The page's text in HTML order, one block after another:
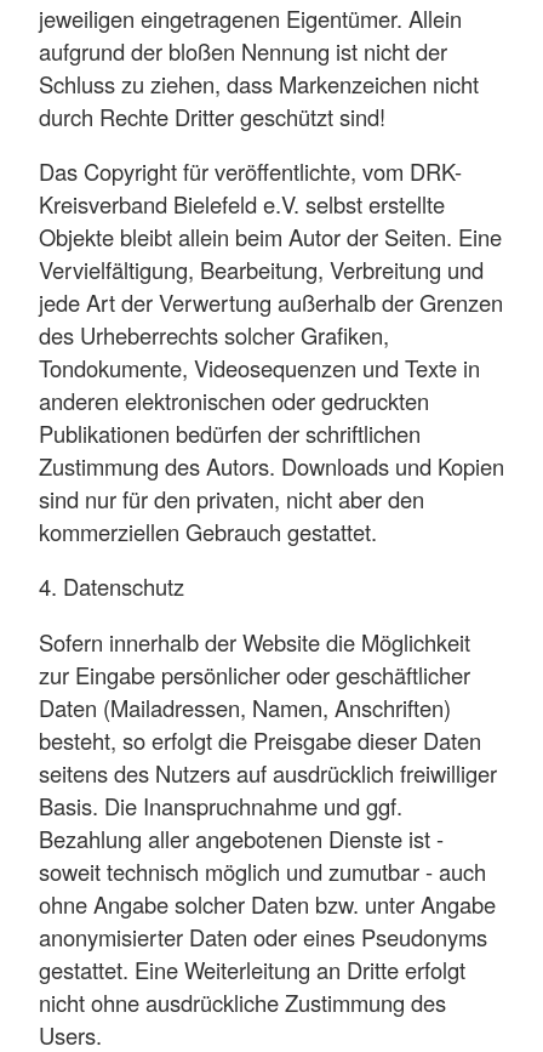
jeweiligen eingetragenen Eigentümer. Allein
aufgrund der bloßen Nennung ist nicht der
Schluss zu ziehen, dass Markenzeichen nicht
durch Rechte Dritter geschützt sind!
Das Copyright für veröffentlichte, vom DRK-
Kreisverband Bielefeld e.V. selbst erstellte
Objekte bleibt allein beim Autor der Seiten. Eine
Vervielfältigung, Bearbeitung, Verbreitung und
jede Art der Verwertung außerhalb der Grenzen
des Urheberrechts solcher Grafiken,
Tondokumente, Videosequenzen und Texte in
anderen elektronischen oder gedruckten
Publikationen bedürfen der schriftlichen
Zustimmung des Autors. Downloads und Kopien
sind nur für den privaten, nicht aber den
kommerziellen Gebrauch gestattet.
4. Datenschutz
Sofern innerhalb der Website die Möglichkeit
zur Eingabe persönlicher oder geschäftlicher
Daten (Mailadressen, Namen, Anschriften)
besteht, so erfolgt die Preisgabe dieser Daten
seitens des Nutzers auf ausdrücklich freiwilliger
Basis. Die Inanspruchnahme und ggf.
Bezahlung aller angebotenen Dienste ist -
soweit technisch möglich und zumutbar - auch
ohne Angabe solcher Daten bzw. unter Angabe
anonymisierter Daten oder eines Pseudonyms
gestattet. Eine Weiterleitung an Dritte erfolgt
nicht ohne ausdrückliche Zustimmung des
Users.